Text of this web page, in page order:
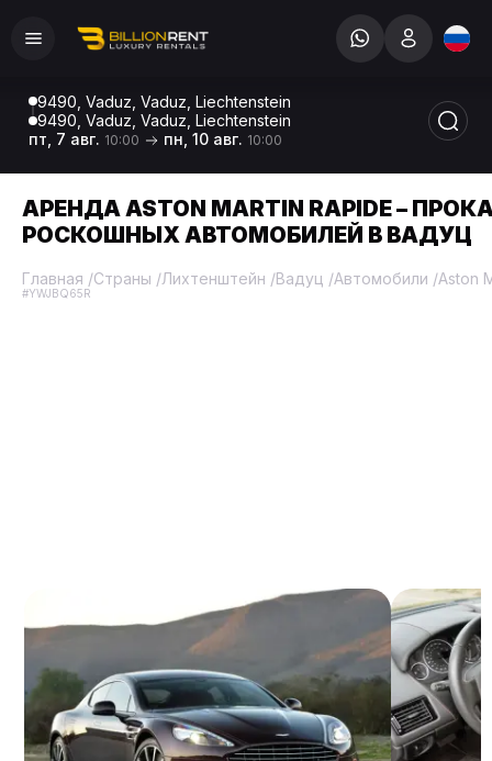
9490, Vaduz, Vaduz, Liechtenstein
9490, Vaduz, Vaduz, Liechtenstein
пт, 7 авг. 10:00 пн, 10 авг. 10:00
АРЕНДА ASTON MARTIN RAPIDE –
РОСКОШНЫХ АВТОМОБИЛЕЙ В ВАДУЦ
Главная /Страны /Лихтенштейн /Вадуц /Автомобили /Aston
#YWJBQ65R